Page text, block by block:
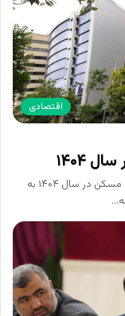
اقتصادی
۱۴۰۴
نرخ حق‌الوکاله بکارگیری سپرده‌های سرمایه‌گذاری بانک مسکن در سال ۱۴۰۴ به